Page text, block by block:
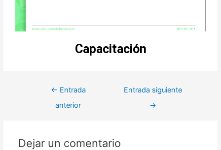
Capacitación
← Entrada
anterior
Entrada siguiente
→
Dejar un comentario